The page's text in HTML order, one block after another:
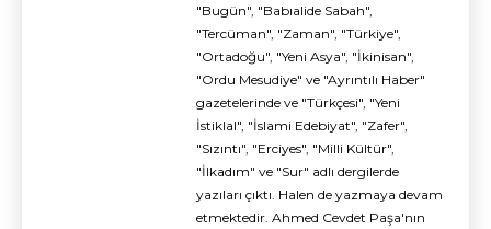
"Bugün", "Babıalide Sabah",
"Tercüman", "Zaman", "Türkiye",
"Ortadoğu", "Yeni Asya", "İkinisan",
"Ordu Mesudiye" ve "Ayrıntılı Haber"
gazetelerinde ve "Türkçesi", "Yeni
İstiklal", "İslami Edebiyat", "Zafer",
"Sızıntı", "Erciyes", "Milli Kültür",
"İlkadım" ve "Sur" adlı dergilerde
yazıları çıktı. Halen de yazmaya devam
etmektedir. Ahmed Cevdet Paşa'nın